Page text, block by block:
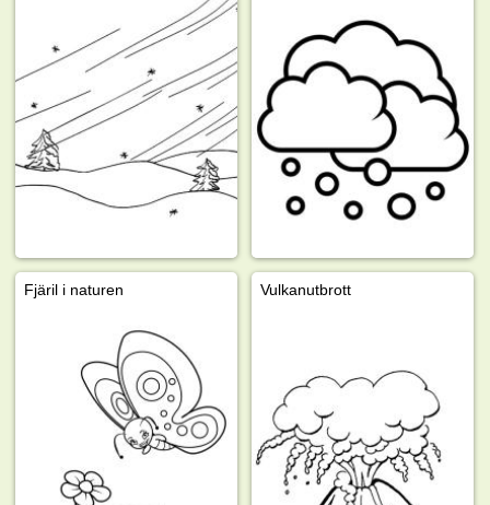
Fjäril i naturen Vulkanutbrott